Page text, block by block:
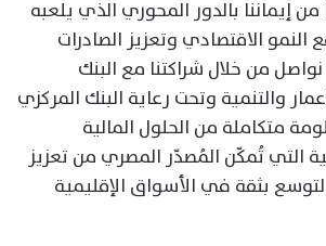
إيماننا بالدور المحوري الذي يلعبه
الاقتصادي وتعزيز الصادرات
من خلال شراكتنا مع البنك
والتنمية وتحت رعاية البنك المركزي
متكاملة من الحلول المالية
التي تُمكّن المُصدّر المصري من تعزيز
بثقة في الأسواق الإقليمية